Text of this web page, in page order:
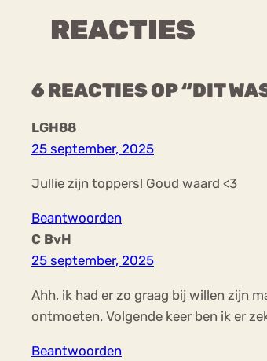
REACTIES
6 REACTIES OP “DIT
LGH88
25 september, 2025
Jullie zijn toppers! Goud waard <3
Beantwoorden
C BvH
25 september, 2025
Ahh, ik had er zo graag bij willen zijn
ontmoeten. Volgende keer ben ik er
Beantwoorden